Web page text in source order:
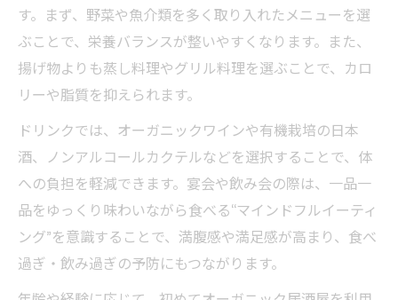
す。まず、野菜や魚介類を多く取り入れたメニューを選
ぶことで、栄養バランスが整いやすくなります。また、
揚げ物よりも蒸し料理やグリル料理を選ぶことで、カロ
リーや脂質を抑えられます。
ドリンクでは、オーガニックワインや有機栽培の日本
酒、ノンアルコールカクテルなどを選択することで、体
への負担を軽減できます。宴会や飲み会の際は、一品一
品をゆっくり味わいながら食べる“マインドフルイーティ
ング”を意識することで、満腹感や満足感が高まり、食べ
過ぎ・飲み過ぎの予防にもつながります。